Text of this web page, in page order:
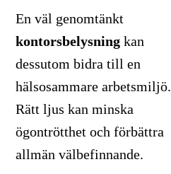
En väl genomtänkt
kontorsbelysning kan
dessutom bidra till en
hälsosammare arbetsmiljö.
Rätt ljus kan minska
ögontrötthet och förbättra
allmän välbefinnande.